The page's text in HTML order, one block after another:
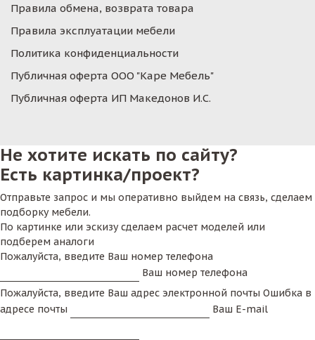
Правила обмена, возврата товара
Правила эксплуатации мебели
Политика конфиденциальности
Публичная оферта ООО "Каре Мебель"
Публичная оферта ИП Македонов И.С.
Не хотите искать по сайту?
Есть картинка/проект?
Отправьте запрос и мы оперативно выйдем на связь, сделаем
подборку мебели.
По картинке или эскизу сделаем расчет моделей или
подберем аналоги
Пожалуйста, введите Ваш номер телефона
Ваш номер телефона
Пожалуйста, введите Ваш адрес электронной почты Ошибка в
адресе почты
Ваш E-mail